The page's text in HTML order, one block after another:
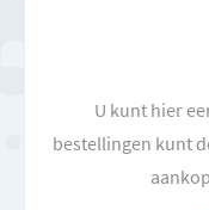
U kunt hier
bestellingen kunt